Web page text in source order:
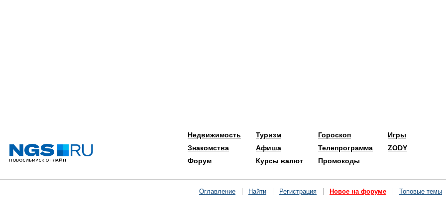
Недвижимость
Знакомства
Форум
Туризм
Афиша
Курсы валют
Гороскоп
Телепрограмма
Промокоды
Игры
ZODY
Оглавление Найти Регистрация Новое на форуме Топовые темы